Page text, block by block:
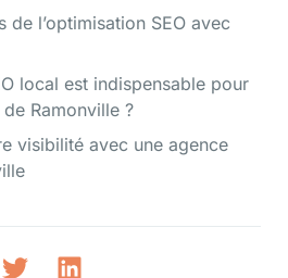
de l’optimisation SEO avec
local est indispensable pour
Ramonville ?
visibilité avec une agence